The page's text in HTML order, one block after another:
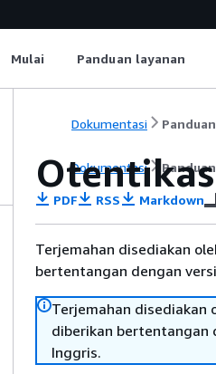
Mulai Panduan layanan
Dokumentasi
Dokumentasi
PDF RSS Markdown
Terjemahan disediakan
bertentangan dengan
Terjemahan disediakan
diberikan bertentangan
Inggris.